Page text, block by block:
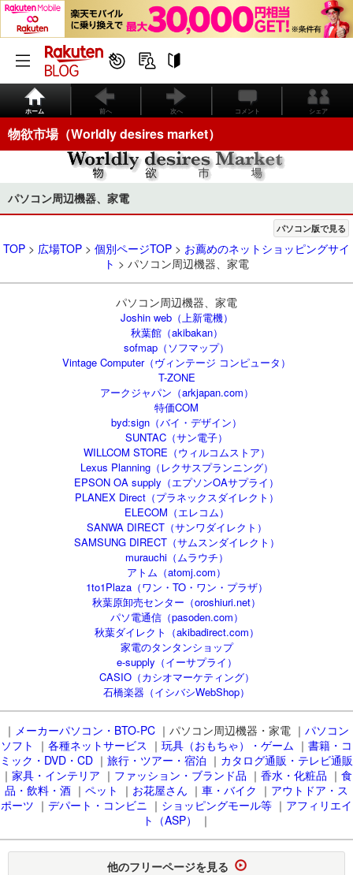
ホーム 前へ 次へ コメント シェア
物欲市場（Worldly desires market）
パソコン周辺機器、家電
パソコン版で見る
TOP > 広場TOP > 個別ページTOP > お薦めのネットショッピングサイ
ト > パソコン周辺機器、家電
パソコン周辺機器、家電
Joshin web（上新電機）
秋葉館（akibakan）
sofmap（ソフマップ）
Vintage Computer（ヴィンテージ コンピュータ）
T-ZONE
アークジャパン（arkjapan.com）
特価COM
byd:sign（バイ・デザイン）
SUNTAC（サン電子）
WILLCOM STORE（ウィルコムストア）
Lexus Planning（レクサスプランニング）
EPSON OA supply（エプソンOAサプライ）
PLANEX Direct（プラネックスダイレクト）
ELECOM（エレコム）
SANWA DIRECT（サンワダイレクト）
SAMSUNG DIRECT（サムスンダイレクト）
murauchi（ムラウチ）
アトム（atomj.com）
1to1Plaza（ワン・TO・ワン・プラザ）
秋葉原卸売センター（oroshiuri.net）
パソ電通信（pasoden.com）
秋葉ダイレクト（akibadirect.com）
家電のタンタンショップ
e-supply（イーサプライ）
CASIO（カシオマーケティング）
石橋楽器（イシバシWebShop）
｜ メーカーパソコン・BTO-PC ｜パソコン周辺機器・家電 ｜ パソコン
ソフト
｜ 各種ネットサービス ｜ 玩具（おもちゃ）・ゲーム ｜ 書籍・コ
ミック・DVD・CD ｜ 旅行・ツアー・宿泊 ｜ カタログ通販・テレビ通販
｜ 家具・インテリア ｜ ファッション・ブランド品 ｜ 香水・化粧品 ｜ 食
品・飲料・酒 ｜ ペット ｜ お花屋さん ｜ 車・バイク ｜ アウトドア・ス
ポーツ ｜ デパート・コンビニ ｜ ショッピングモール等 ｜ アフィリエイ
ト（ASP）
｜
他のフリーページを見る